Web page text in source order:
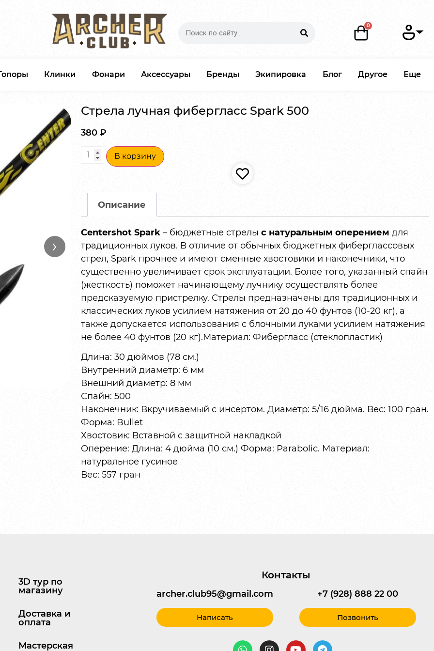
Клинки Фонари Аксессуары Бренды Экипировка Блог Другое Еще
›
Стрела лучная фибергласс Spark 500
380 ₽
В корзину
Описание
Centershot Spark– бюджетные стрелы с натуральным оперением для
традиционных луков. В отличие от обычных бюджетных фиберглассовых
стрел, Spark прочнее и имеют сменные хвостовики и наконечники, что
существенно увеличивает срок эксплуатации. Более того, указанный спайн
(жесткость) поможет начинающему лучнику осуществлять более
предсказуемую пристрелку. Стрелы предназначены для традиционных и
классических луков усилием натяжения от 20 до 40 фунтов (10-20 кг), а
также допускается использования с блочными луками усилием натяжения
не более 40 фунтов (20 кг).Материал: Фибергласс (стеклопластик)
Длина: 30 дюймов (78 см.)
Внутренний диаметр: 6 мм
Внешний диаметр: 8 мм
Спайн: 500
Наконечник: Вкручиваемый с инсертом. Диаметр: 5/16 дюйма. Вес: 100 гран.
Форма: Bullet
Хвостовик: Вставной с защитной накладкой
Оперение: Длина: 4 дюйма (10 см.) Форма: Parabolic. Материал:
натуральное гусиное
Вес: 557 гран
3D тур по
магазину
Доставка и
оплата
Мастерская
Контакты
archer.club95@gmail.com
Написать
+7 (928) 888 22 00
Позвонить